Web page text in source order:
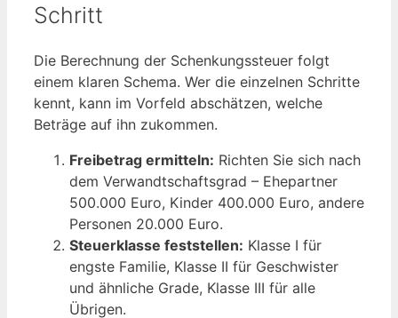
Schritt
Die Berechnung der Schenkungssteuer folgt
einem klaren Schema. Wer die einzelnen Schritte
kennt, kann im Vorfeld abschätzen, welche
Beträge auf ihn zukommen.
Freibetrag ermitteln: Richten Sie sich nach
dem Verwandtschaftsgrad – Ehepartner
500.000 Euro, Kinder 400.000 Euro, andere
Personen 20.000 Euro.
Steuerklasse feststellen: Klasse I für
engste Familie, Klasse II für Geschwister
und ähnliche Grade, Klasse III für alle
Übrigen.